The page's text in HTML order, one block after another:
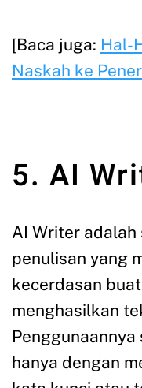
[Baca juga: Hal-
Naskah ke
5. AI
AI Writer
penulisan yang
kecerdasan
menghasilkan
hanya dengan